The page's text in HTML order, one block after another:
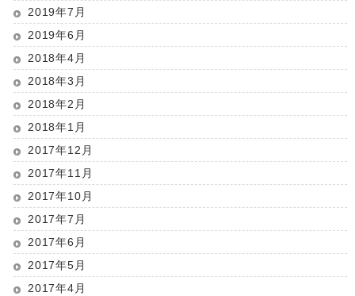
2019年7月
2019年6月
2018年4月
2018年3月
2018年2月
2018年1月
2017年12月
2017年11月
2017年10月
2017年7月
2017年6月
2017年5月
2017年4月